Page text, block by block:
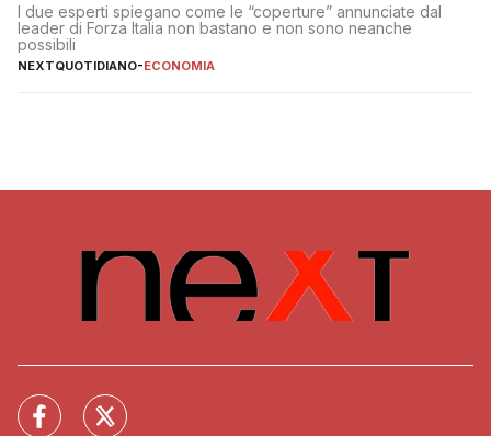
I due esperti spiegano come le “coperture” annunciate dal
leader di Forza Italia non bastano e non sono neanche
possibili
NEXTQUOTIDIANO-ECONOMIA